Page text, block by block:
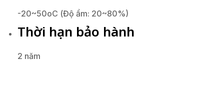
-20~50oC (Độ ẩm: 20~80%)
Thời hạn bảo hành
2 năm